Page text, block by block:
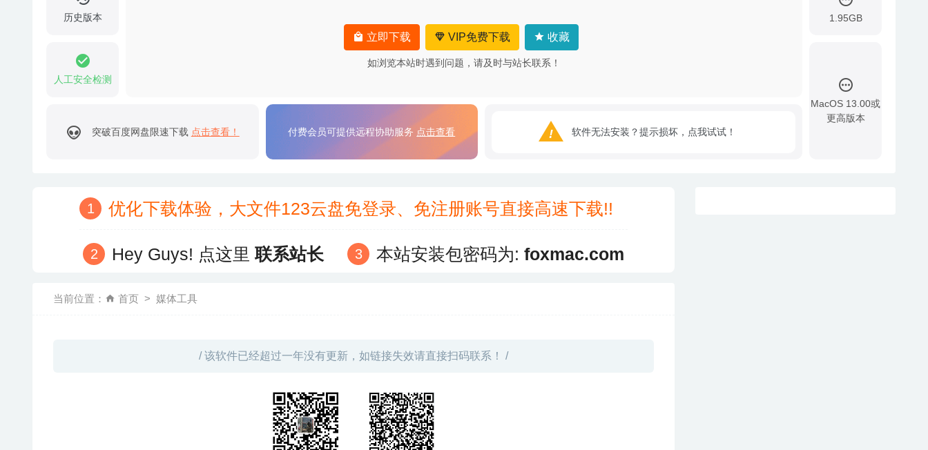
历史版本
人工安全检测
立即下载 VIP免费下载 收藏
如浏览本站时遇到问题，请及时与站长联系！
1.95GB
MacOS 13.00或
更高版本
突破百度网盘限速下载 点击查看！ 付费会员可提供远程协助服务 点击查看 软件无法安装？提示损坏，点我试试！
优化下载体验，大文件123云盘免登录、免注册账号直接高速下载!!
Hey Guys! 点这里联系站长 本站安装包密码为: foxmac.com
当前位置： 首页 媒体工具
/ 该软件已经超过一年没有更新，如链接失效请直接扫码联系！ /
PhoneTrans 5.1.0(20201224) 中文版-手机数据快速传输迁移工具
ColoFolXS 2.2.2 – 优秀的macOS取色软件 2023-06-24